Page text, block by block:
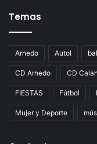
Temas
Arnedo Autol
CD Arnedo CD
FIESTAS Fútbol
Mujer y Deporte